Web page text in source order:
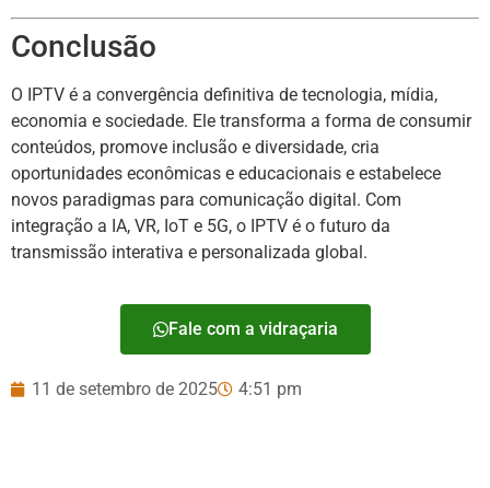
Conclusão
O IPTV é a convergência definitiva de tecnologia, mídia,
economia e sociedade. Ele transforma a forma de consumir
conteúdos, promove inclusão e diversidade, cria
oportunidades econômicas e educacionais e estabelece
novos paradigmas para comunicação digital. Com
integração a IA, VR, IoT e 5G, o IPTV é o futuro da
transmissão interativa e personalizada global.
Fale com a vidraçaria
11 de setembro de 2025 4:51 pm